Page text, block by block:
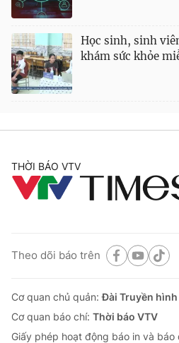
Học sinh, sinh
khám sức khỏe
THỜI BÁO VTV
Theo dõi báo trên
Cơ quan chủ quản:Đài Truyền hình
Cơ quan báo chí: Thời báo VTV
Giấy phép hoạt động báo in và